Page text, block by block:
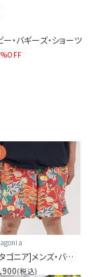
・バギーズ・ショーツ
[パタゴニア]メンズ・バギーズ・ロング ７インチ
(税込)